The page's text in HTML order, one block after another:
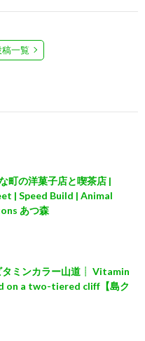
稿一覧
町の洋菓子店と喫茶店 |
| Speed Build | Animal
あつ森
タミンカラー山道┊ Vitamin
on a two-tiered cliff【島ク